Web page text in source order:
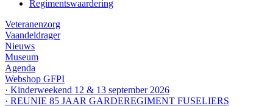
Regimentswaardering
Veteranenzorg
Vaandeldrager
Nieuws
Museum
Agenda
Webshop GFPI
· Kinderweekend 12 & 13 september 2026
· REUNIE 85 JAAR GARDEREGIMENT FUSELIERS